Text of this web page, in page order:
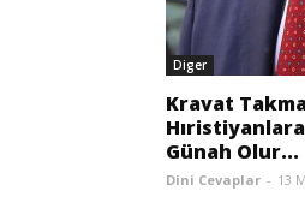
Diger
Kravat
Günah Olur...
Dini Cevaplar - 13